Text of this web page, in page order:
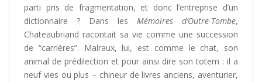
parti pris de fragmentation, et donc l’entreprise d’un
dictionnaire ? Dans les Mémoires d’Outre-Tombe,
Chateaubriand racontait sa vie comme une succession
de “carrières”. Malraux, lui, est comme le chat, son
animal de prédilection et pour ainsi dire son totem : il a
neuf vies ou plus – chineur de livres anciens, aventurier,